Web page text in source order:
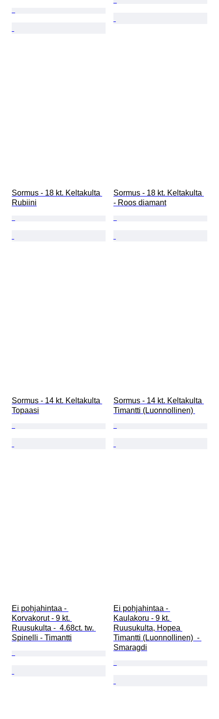
Sormus - 18 kt. Keltakulta
Rubiini
Sormus - 18 kt. Keltakulta
- Roos diamant
Sormus - 14 kt. Keltakulta
Topaasi
Sormus - 14 kt. Keltakulta
Timantti (Luonnollinen)
Ei pohjahintaa -
Korvakorut - 9 kt.
Ruusukulta -  4.68ct. tw.
Spinelli - Timantti
Ei pohjahintaa -
Kaulakoru - 9 kt.
Ruusukulta, Hopea
Timantti (Luonnollinen)  -
Smaragdi